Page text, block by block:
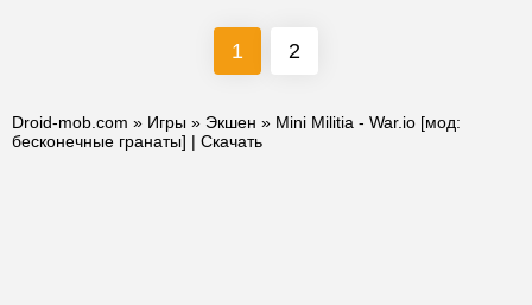
1 2
Droid-mob.com » Игры » Экшен » Mini Militia - War.io [мод:
бесконечные гранаты] | Скачать